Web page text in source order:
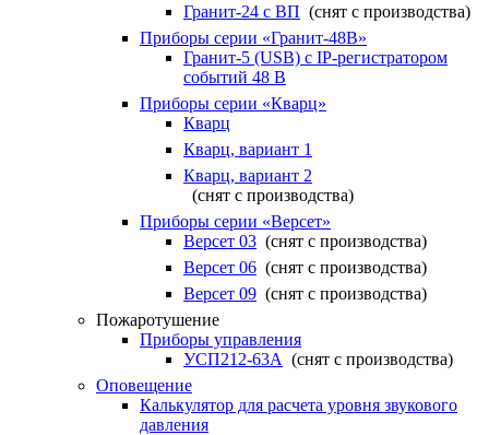
Гранит-24 с ВП (снят с производства)
Приборы серии «Гранит-48В»
Гранит-5 (USB) c IP-регистратором
событий 48 В
Приборы серии «Кварц»
Кварц
Кварц, вариант 1
Кварц, вариант 2
(снят с производства)
Приборы серии «Версет»
Версет 03 (снят с производства)
Версет 06 (снят с производства)
Версет 09 (снят с производства)
Пожаротушение
Приборы управления
УСП212-63А (снят с производства)
Оповещение
Калькулятор для расчета уровня звукового
давления